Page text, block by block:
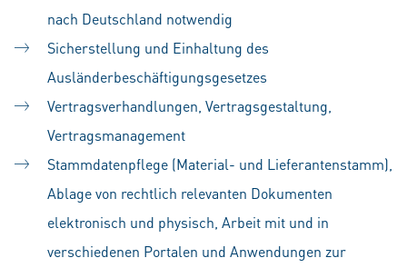
nach Deutschland notwendig
Sicherstellung und Einhaltung des
Ausländerbeschäftigungsgesetzes
Vertragsverhandlungen, Vertragsgestaltung,
Vertragsmanagement
Stammdatenpflege (Material- und Lieferantenstamm),
Ablage von rechtlich relevanten Dokumenten
elektronisch und physisch, Arbeit mit und in
verschiedenen Portalen und Anwendungen zur